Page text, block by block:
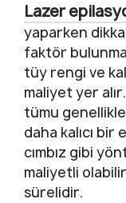
Lazer
yaparken
faktör
tüy rengi ve
maliyet yer
tümu
daha kalıcı
cımbız gibi
maliyetli
sürelidir.